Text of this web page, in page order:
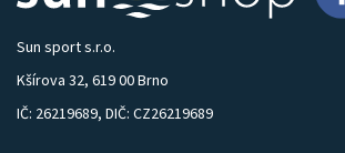
Sun sport s.r.o.
Kšírova 32, 619 00 Brno
IČ: 26219689, DIČ: CZ26219689